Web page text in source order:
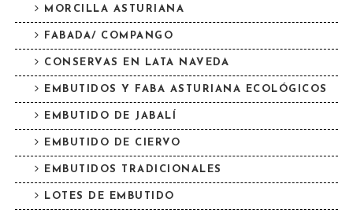
MORCILLA ASTURIANA
FABADA/ COMPANGO
CONSERVAS EN LATA NAVEDA
EMBUTIDOS Y FABA ASTURIANA ECOLÓGICOS
EMBUTIDO DE JABALÍ
EMBUTIDO DE CIERVO
EMBUTIDOS TRADICIONALES
LOTES DE EMBUTIDO